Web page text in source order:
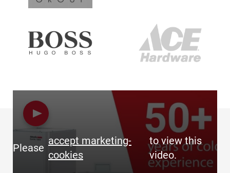
Please
accept marketing-
cookies
to view this
video.